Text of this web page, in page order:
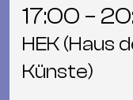
17:00 –
HEK (Haus
Künste)